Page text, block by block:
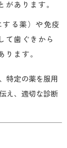
あります。
る薬）や免疫
て歯ぐきから
ます。
特定の薬を服用
え、適切な診断